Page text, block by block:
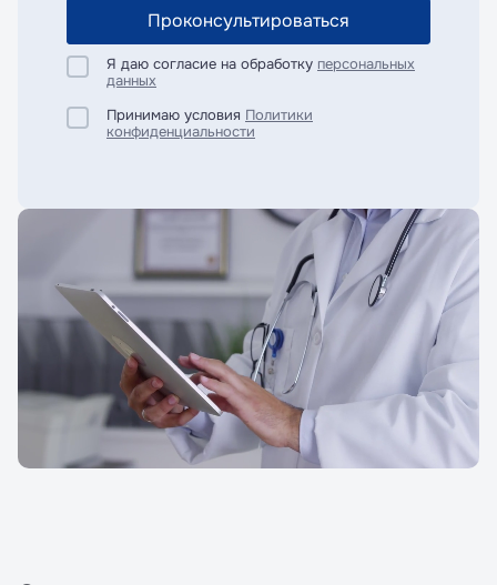
Проконсультироваться
Я даю согласие на обработку персональных
данных
Принимаю условия Политики
конфиденциальности